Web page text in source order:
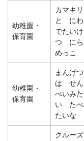
幼稚園・
保育園
カマキリ
と にわ
でたいけ
つ にら
めっこ
幼稚園・
保育園
まんげつ
は せん
べいみた
い たべ
たいな
クルーズ